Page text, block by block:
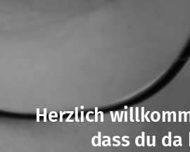
Herzlich
dass du da